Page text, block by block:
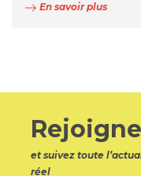
En savoir plus
et suivez toute
réel